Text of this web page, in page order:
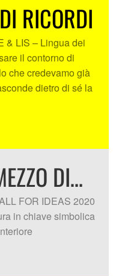
RICORDI
& LIS – Lingua dei
il contorno di
che credevamo già
dietro di sé la
DI…
FOR IDEAS 2020
in chiave simbolica